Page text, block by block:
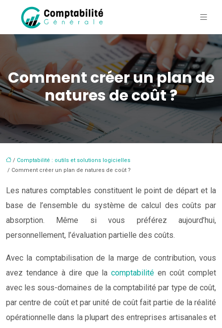
Comment créer un plan de
natures de coût ?
/ Comptabilité : outils et solutions logicielles
/ Comment créer un plan de natures de coût ?
Les natures comptables constituent le point de départ et la
base de l’ensemble du système de calcul des coûts par
absorption. Même si vous préférez aujourd’hui,
personnellement, l’évaluation partielle des coûts.
Avec la comptabilisation de la marge de contribution, vous
avez tendance à dire que lacomptabilitéen coût complet
avec les sous-domaines de la comptabilité par type de coût,
par centre de coût et par unité de coût fait partie de la réalité
opérationnelle dans la plupart des entreprises artisanales et